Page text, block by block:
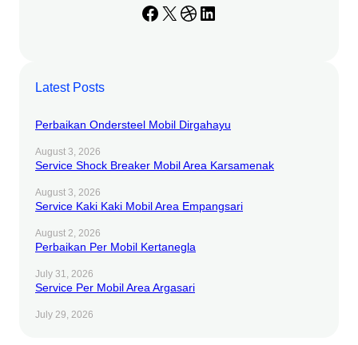
Facebook X Dribbble LinkedIn
Latest Posts
Perbaikan Ondersteel Mobil Dirgahayu
August 3, 2026
Service Shock Breaker Mobil Area Karsamenak
August 3, 2026
Service Kaki Kaki Mobil Area Empangsari
August 2, 2026
Perbaikan Per Mobil Kertanegla
July 31, 2026
Service Per Mobil Area Argasari
July 29, 2026